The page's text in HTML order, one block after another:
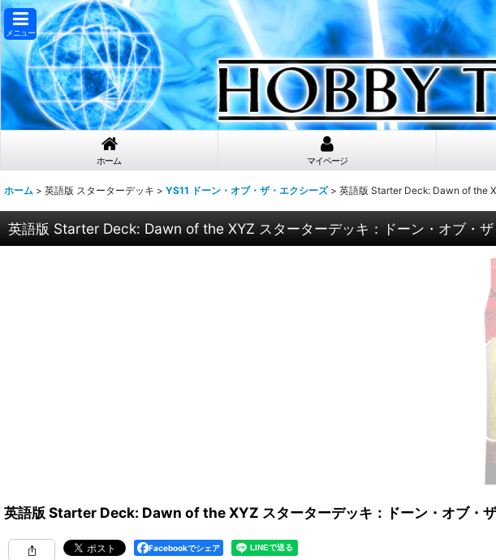
メニュー
ホーム マイページ
ホーム > 英語版 スターターデッキ > YS11 ドーン・オブ・ザ・エクシーズ > 英語版 Starter Deck: Dawn of the
英語版 Starter Deck: Dawn of the XYZ スターターデッキ：ドーン・オブ・
英語版 Starter Deck: Dawn of the XYZ スターターデッキ：ドーン・オブ・
Facebookでシェア